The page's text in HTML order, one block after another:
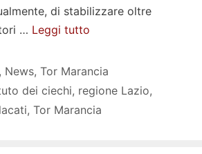
di stabilizzare oltre
… Leggi tutto
, News, Tor Marancia
dei ciechi, regione Lazio,
, Tor Marancia